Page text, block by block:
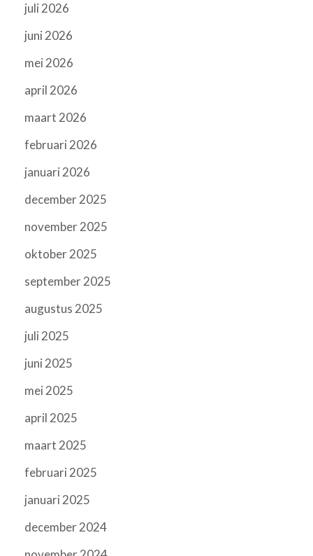
juli 2026
juni 2026
mei 2026
april 2026
maart 2026
februari 2026
januari 2026
december 2025
november 2025
oktober 2025
september 2025
augustus 2025
juli 2025
juni 2025
mei 2025
april 2025
maart 2025
februari 2025
januari 2025
december 2024